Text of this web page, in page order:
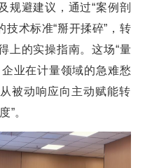
规避建议，通过“案例剖
技术标准“掰开揉碎”，转
上的实操指南。这场“量
业在计量领域的急难愁
被动响应向主动赋能转
”。